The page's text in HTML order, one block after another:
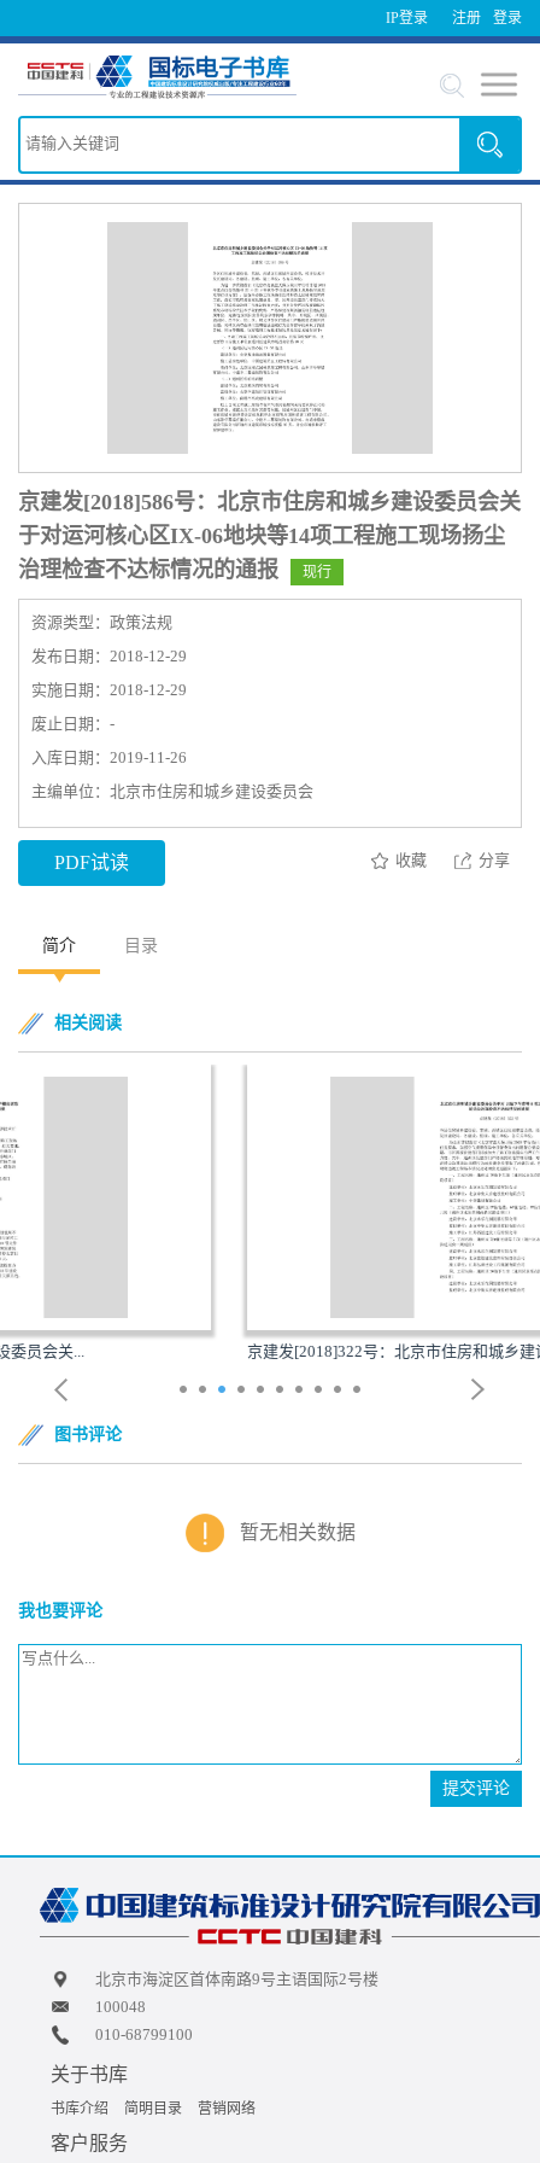
IP登录 登录
注册
京建发[2018]586号：北京市住房和城乡建设委员会关
于对运河核心区IX-06地块等14项工程施工现场扬尘
治理检查不达标情况的通报
现行
资源类型：政策法规
发布日期：2018-12-29
实施日期：2018-12-29
废止日期：-
入库日期：2019-11-26
主编单位：北京市住房和城乡建设委员会
PDF试读 收藏 分享
简介 目录
相关阅读
京建发[2018]322号：北京市住房和城乡建设委员会关...
图书评论
暂无相关数据
我也要评论
提交评论
北京市海淀区首体南路9号主语国际2号楼
100048
010-68799100
关于书库
书库介绍 简明目录 营销网络
客户服务